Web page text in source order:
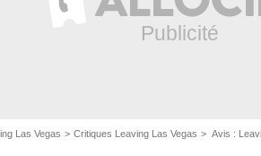
Las Vegas Critiques Leaving Las Vegas Avis :